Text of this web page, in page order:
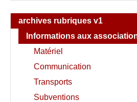
archives rubriques v1
Informations aux
Matériel
Communication
Transports
Subventions